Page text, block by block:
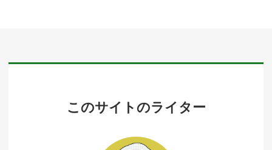
このサイトのライター